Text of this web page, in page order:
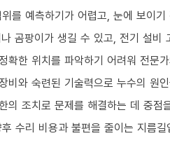
를 예측하기가 어렵고, 눈에 보이
곰팡이가 생길 수 있고, 전기 설
확한 위치를 파악하기 어려워 전문
비와 숙련된 기술력으로 누수의 원
의 조치로 문제를 해결하는 데 중점
수리 비용과 불편을 줄이는 지름길